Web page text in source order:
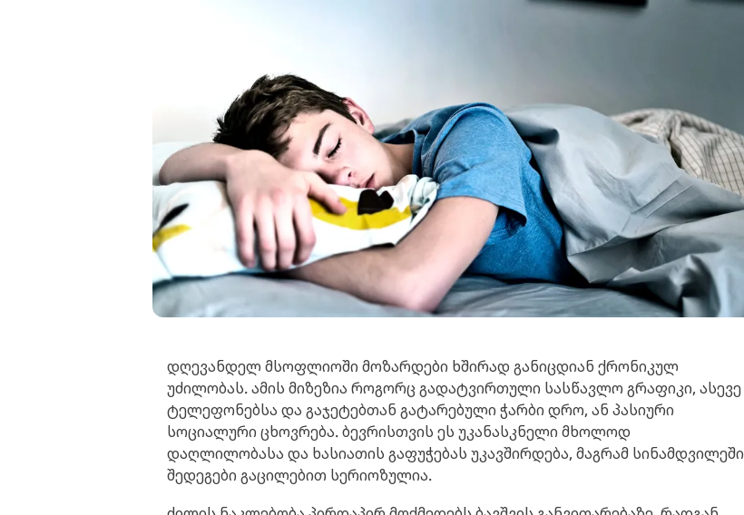
დღევანდელ მსოფლიოში მოზარდები ხშირად განიცდიან ქრონიკულ
უძილობას. ამის მიზეზია როგორც გადატვირთული სასწავლო გრაფიკი, ასევე
ტელეფონებსა და გაჯეტებთან გატარებული ჭარბი დრო, ან პასიური
სოციალური ცხოვრება. ბევრისთვის ეს უკანასკნელი მხოლოდ
დაღლილობასა და ხასიათის გაფუჭებას უკავშირდება, მაგრამ სინამდვილეში
შედეგები გაცილებით სერიოზულია.